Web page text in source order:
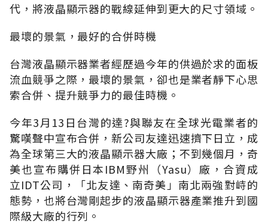
代，將液晶顯示器的戰線延伸到更大的尺寸領域。
最壞的景氣，最好的合併時機
台灣液晶顯示器業者經歷過今年的供過於求的面板
流血競爭之際，最壞的景氣，卻也是業者靜下心思
索合併、提升競爭力的最佳時機。
今年3月13日台灣的達?與聯友在全球光電業者的
驚嘆聲中宣布合併，新公司友達迅速擠下日立，成
為全球第三大的液晶顯示器大廠；不到幾個月，奇
美也宣布購併日本IBM野州（Yasu）廠，合資成
立IDT公司，「北友達、南奇美」南北兩強對峙的
態勢，也將台灣剛起步的液晶顯示器產業推升到國
際級大廠的行列。